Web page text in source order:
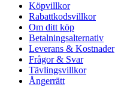
Köpvillkor
Rabattkodsvillkor
Om ditt köp
Betalningsalternativ
Leverans & Kostnader
Frågor & Svar
Tävlingsvillkor
Ångerrätt